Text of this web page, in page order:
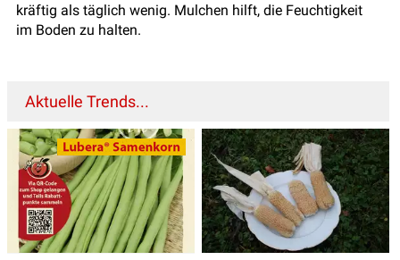
kräftig als täglich wenig. Mulchen hilft, die Feuchtigkeit
im Boden zu halten.
Aktuelle Trends...